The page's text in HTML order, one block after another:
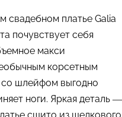
свадебном платье Galia
почувствует себя
макси
корсетным
шлейфом выгодно
ноги. Яркая деталь —